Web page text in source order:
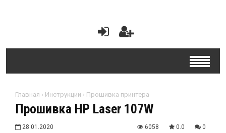
Главная › Инструкции › Прошивка принтера
Прошивка HP Laser 107W
28.01.2020 6058 0.0 0